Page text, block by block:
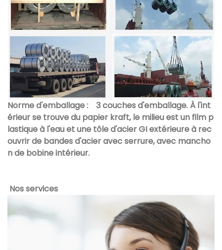
Norme d'emballage :
3 couches d'emballage. À l'int
érieur se trouve du papier kraft, le milieu est un film p
lastique à l'eau et une tôle d'acier GI extérieure à rec
ouvrir de bandes d'acier avec serrure, avec mancho
n de bobine intérieur.
Nos services